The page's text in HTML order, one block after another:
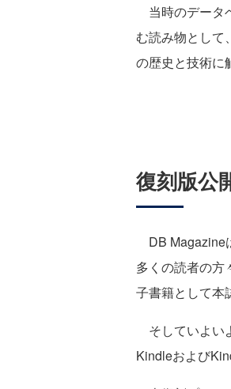
当時のデータ
む読み物として
の歴史と技術に
復刻版公
DB Magazine
多くの読者の方
子書籍として本
そしていよい
Kindleおよび